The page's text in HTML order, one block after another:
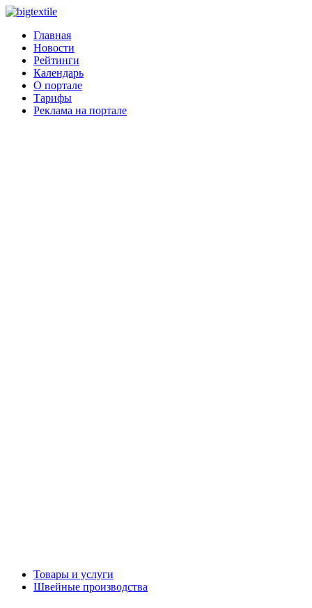
Главная
Новости
Рейтинги
Календарь
О портале
Тарифы
Реклама на портале
Товары и услуги
Швейные производства